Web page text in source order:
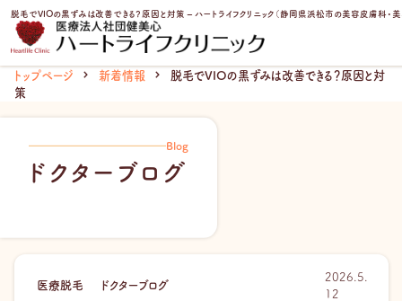
内
ス
脱毛でVIOの黒ずみは改善できる？原因と対策 – ハートライフクリニック（静岡県浜松市の美容皮膚科・
トップページ 新着情報
脱毛でVIOの黒ずみは改善できる？原因と対
策
Blog
ドクターブログ
医療脱毛 ドクターブログ
2026.5.
12